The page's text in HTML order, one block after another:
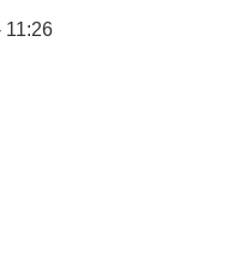
11:26